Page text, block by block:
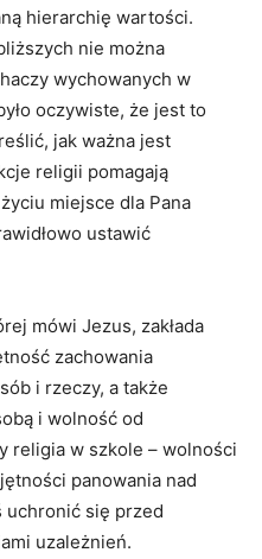
hierarchię wartości.
nie można
wychowanych w
oczywiste, że jest to
jak ważna jest
religii pomagają
miejsce dla Pana
ustawić
mówi Jezus, zakłada
zachowania
i rzeczy, a także
i wolność od
religia w szkole – wolności
panowania nad
uchronić się przed
uzależnień.